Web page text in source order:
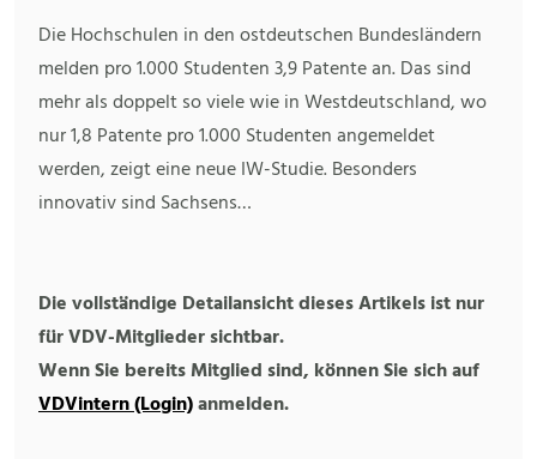
Die Hochschulen in den ostdeutschen Bundesländern
melden pro 1.000 Studenten 3,9 Patente an. Das sind
mehr als doppelt so viele wie in Westdeutschland, wo
nur 1,8 Patente pro 1.000 Studenten angemeldet
werden, zeigt eine neue IW-Studie. Besonders
innovativ sind Sachsens…
Die vollständige Detailansicht dieses Artikels ist nur
für VDV-Mitglieder sichtbar.
Wenn Sie bereits Mitglied sind, können Sie sich auf
VDVintern (Login)anmelden.